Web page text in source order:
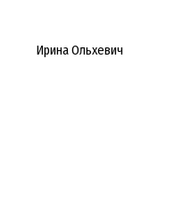
Ирина Ольхевич